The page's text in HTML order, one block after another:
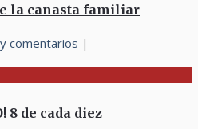
la canasta familiar
comentarios |
8 de cada diez